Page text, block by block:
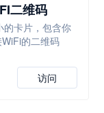
二维码
的卡片，包含你
的二维码
访问